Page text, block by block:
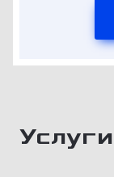
Услуги